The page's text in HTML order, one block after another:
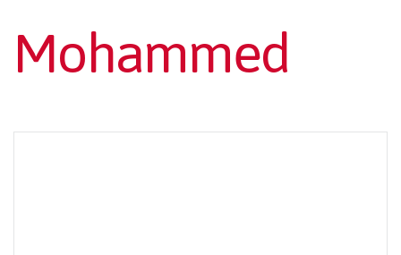
Mohammed